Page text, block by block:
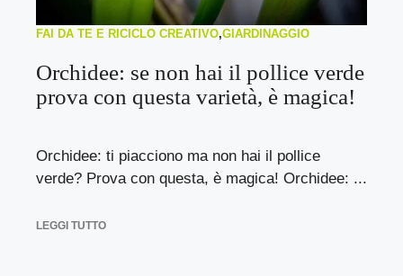
FAI DA TE E RICICLO CREATIVO,GIARDINAGGIO
Orchidee: se non hai il pollice verde
prova con questa varietà, è magica!
Orchidee: ti piacciono ma non hai il pollice
verde? Prova con questa, è magica! Orchidee: ...
LEGGI TUTTO